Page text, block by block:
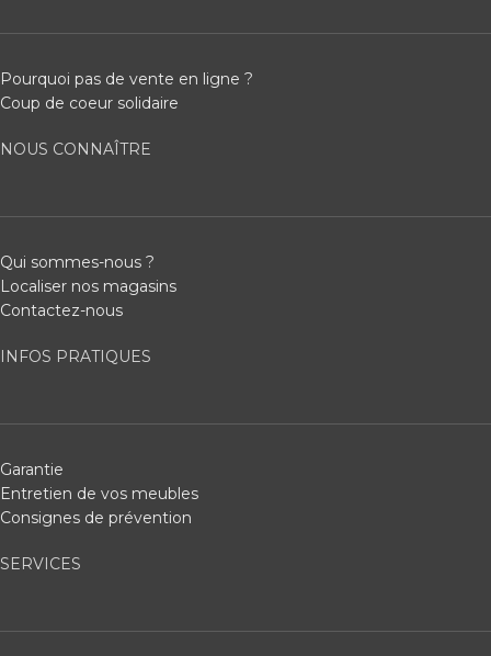
Pourquoi pas de vente en ligne ?
Coup de coeur solidaire
NOUS CONNAÎTRE
Qui sommes-nous ?
Localiser nos magasins
Contactez-nous
INFOS PRATIQUES
Garantie
Entretien de vos meubles
Consignes de prévention
SERVICES